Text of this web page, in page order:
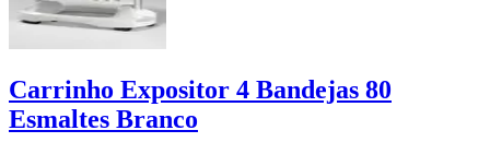
Carrinho Expositor 4 Bandejas 80
Esmaltes Branco